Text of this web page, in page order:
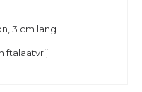
3 cm lang
ftalaatvrij